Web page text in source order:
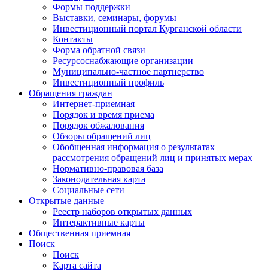
Формы поддержки
Выставки, семинары, форумы
Инвестиционный портал Курганской области
Контакты
Форма обратной связи
Ресурсоснабжающие организации
Муниципально-частное партнерство
Инвестиционный профиль
Обращения граждан
Интернет-приемная
Порядок и время приема
Порядок обжалования
Обзоры обращений лиц
Обобщенная информация о результатах
рассмотрения обращений лиц и принятых мерах
Нормативно-правовая база
Законодательная карта
Социальные сети
Открытые данные
Реестр наборов открытых данных
Интерактивные карты
Общественная приемная
Поиск
Поиск
Карта сайта